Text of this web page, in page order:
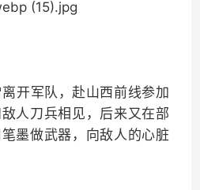
开军队，赴山西前线参加
人刀兵相见，后来又在部
墨做武器，向敌人的心脏